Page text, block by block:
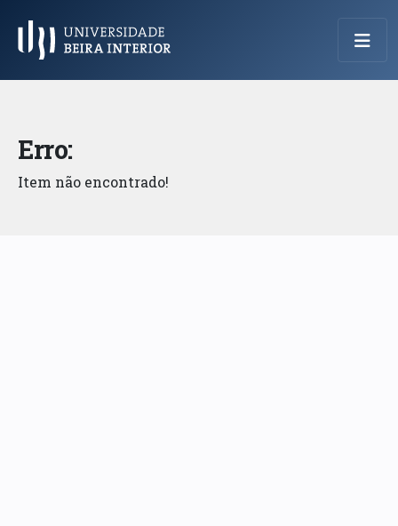
Menu Principal
Erro:
Item não encontrado!